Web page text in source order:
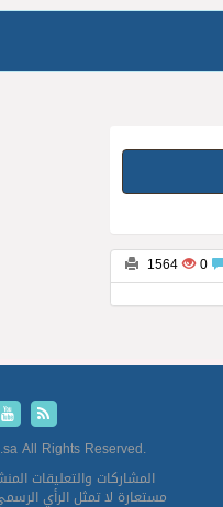
1564
All Rights Reserved.
المشاركات والتعليقات
مستعارة لا تمثل الرأي